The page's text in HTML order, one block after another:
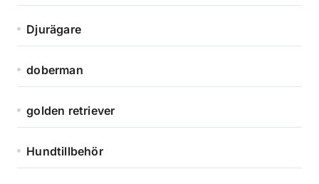
Djurägare
doberman
golden retriever
Hundtillbehör